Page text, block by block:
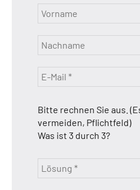
Bitte rechnen Sie aus.
vermeiden, Pflichtfeld)
Was ist 3 durch 3?